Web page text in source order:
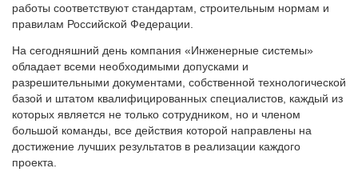
работы соответствуют стандартам, строительным нормам и
правилам Российской Федерации.
На сегодняшний день компания «Инженерные системы»
обладает всеми необходимыми допусками и
разрешительными документами, собственной технологической
базой и штатом квалифицированных специалистов, каждый из
которых является не только сотрудником, но и членом
большой команды, все действия которой направлены на
достижение лучших результатов в реализации каждого
проекта.